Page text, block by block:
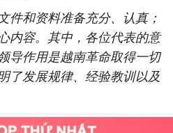
件和资料准备充分、认真；
内容。其中，各位代表的意
导作用是越南革命取得一切
了发展规律、经验教训以及